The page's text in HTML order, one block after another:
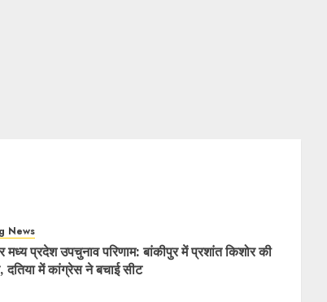
News
मध्य प्रदेश उपचुनाव परिणाम: बांकीपुर में प्रशांत किशोर की
दतिया में कांग्रेस ने बचाई सीट